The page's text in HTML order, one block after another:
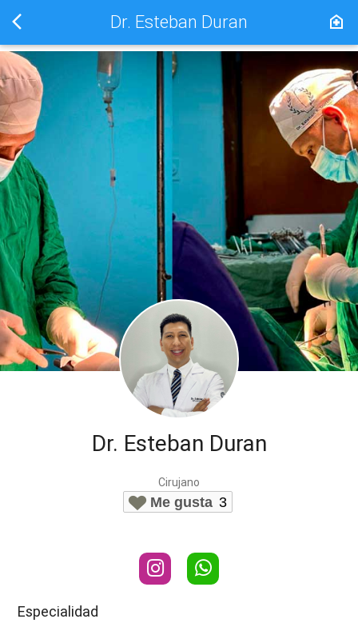
Dr. Esteban Duran
Dr. Esteban Duran
Cirujano
Me gusta 3
Especialidad